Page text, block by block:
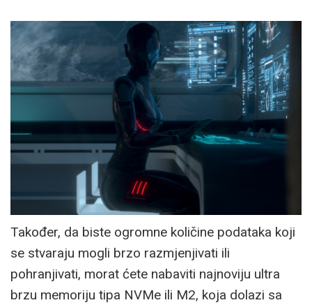
Također, da biste ogromne količine podataka koji
se stvaraju mogli brzo razmjenjivati ili
pohranjivati, morat ćete nabaviti najnoviju ultra
brzu memoriju tipa NVMe ili M2, koja dolazi sa